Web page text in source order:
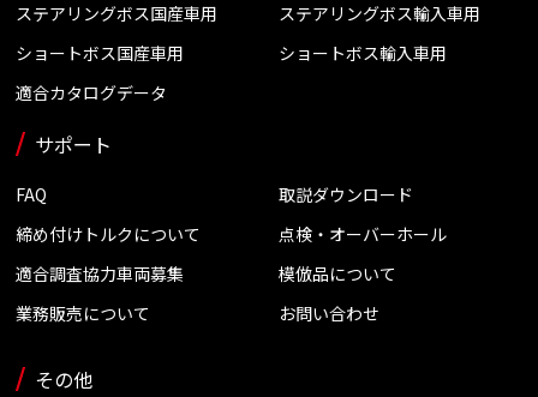
ステアリングボス国産車用
ステアリングボス輸入車用
ショートボス国産車用
ショートボス輸入車用
適合カタログデータ
サポート
FAQ
取説ダウンロード
締め付けトルクについて
点検・オーバーホール
適合調査協力車両募集
模倣品について
業務販売について
お問い合わせ
その他